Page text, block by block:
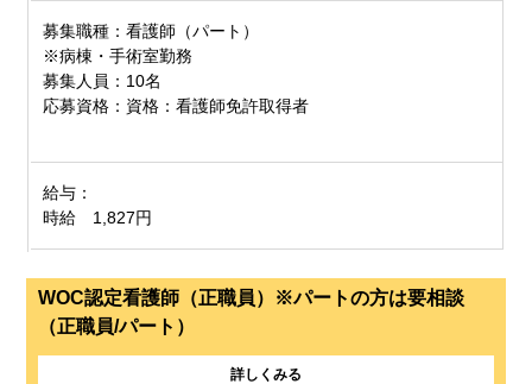
募集職種：看護師（パート）
※病棟・手術室勤務
募集人員：10名
応募資格：資格：看護師免許取得者
給与：
時給 1,827円
WOC認定看護師（正職員）※パートの方は要相談
（正職員/パート）
詳しくみる